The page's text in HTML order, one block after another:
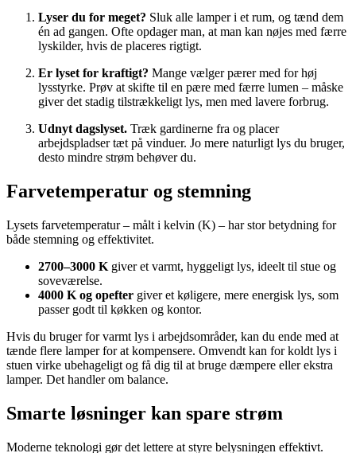
Lyser du for meget? Sluk alle lamper i et rum, og tænd dem
én ad gangen. Ofte opdager man, at man kan nøjes med færre
lyskilder, hvis de placeres rigtigt.
Er lyset for kraftigt? Mange vælger pærer med for høj
lysstyrke. Prøv at skifte til en pære med færre lumen – måske
giver det stadig tilstrækkeligt lys, men med lavere forbrug.
Udnyt dagslyset. Træk gardinerne fra og placer
arbejdspladser tæt på vinduer. Jo mere naturligt lys du bruger,
desto mindre strøm behøver du.
Farvetemperatur og stemning
Lysets farvetemperatur – målt i kelvin (K) – har stor betydning for
både stemning og effektivitet.
2700–3000 K giver et varmt, hyggeligt lys, ideelt til stue og
soveværelse.
4000 K og opefter giver et køligere, mere energisk lys, som
passer godt til køkken og kontor.
Hvis du bruger for varmt lys i arbejdsområder, kan du ende med at
tænde flere lamper for at kompensere. Omvendt kan for koldt lys i
stuen virke ubehageligt og få dig til at bruge dæmpere eller ekstra
lamper. Det handler om balance.
Smarte løsninger kan spare strøm
Moderne teknologi gør det lettere at styre belysningen effektivt.